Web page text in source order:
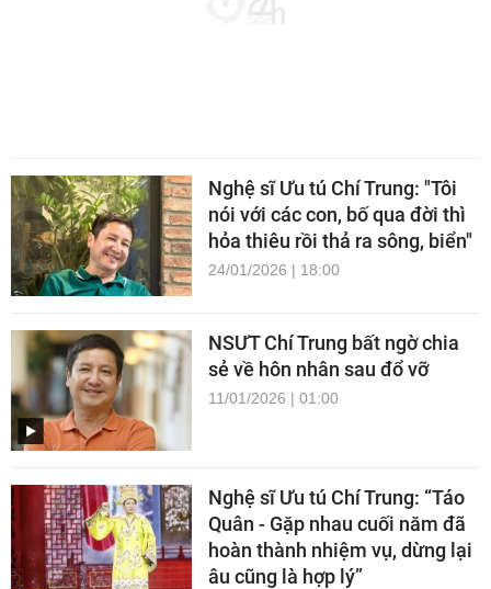
Nghệ sĩ Ưu tú Chí Trung: "Tôi
nói với các con, bố qua đời thì
hỏa thiêu rồi thả ra sông, biển"
24/01/2026 | 18:00
NSƯT Chí Trung bất ngờ chia
sẻ về hôn nhân sau đổ vỡ
11/01/2026 | 01:00
Nghệ sĩ Ưu tú Chí Trung: “Táo
Quân - Gặp nhau cuối năm đã
hoàn thành nhiệm vụ, dừng lại
âu cũng là hợp lý”